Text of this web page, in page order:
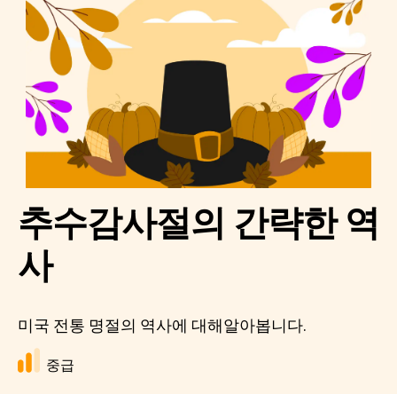
추수감사절의 간략한 역
사
미국 전통 명절의 역사에 대해알아봅니다.
중급